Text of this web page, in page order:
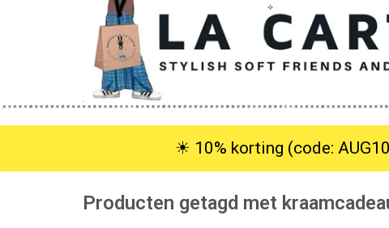
☀︎ 10% korting (code: AUG10)
Producten getagd met